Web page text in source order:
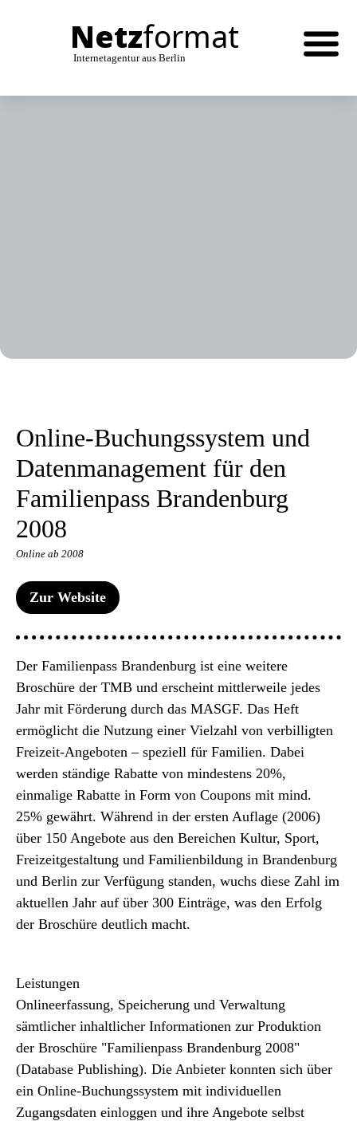
Netzformat
Internetagentur aus Berlin
Online-Buchungssystem und
Datenmanagement für den
Familienpass Brandenburg
2008
Online ab 2008
Zur Website
Der Familienpass Brandenburg ist eine weitere
Broschüre der TMB und erscheint mittlerweile jedes
Jahr mit Förderung durch das MASGF. Das Heft
ermöglicht die Nutzung einer Vielzahl von verbilligten
Freizeit-Angeboten – speziell für Familien. Dabei
werden ständige Rabatte von mindestens 20%,
einmalige Rabatte in Form von Coupons mit mind.
25% gewährt. Während in der ersten Auflage (2006)
über 150 Angebote aus den Bereichen Kultur, Sport,
Freizeitgestaltung und Familienbildung in Brandenburg
und Berlin zur Verfügung standen, wuchs diese Zahl im
aktuellen Jahr auf über 300 Einträge, was den Erfolg
der Broschüre deutlich macht.
Leistungen
Onlineerfassung, Speicherung und Verwaltung
sämtlicher inhaltlicher Informationen zur Produktion
der Broschüre "Familienpass Brandenburg 2008"
(Database Publishing). Die Anbieter konnten sich über
ein Online-Buchungssystem mit individuellen
Zugangsdaten einloggen und ihre Angebote selbst